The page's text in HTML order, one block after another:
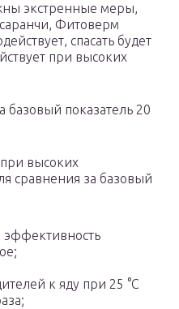
экстренные меры,
Фитоверм
спасать будет
при высоких
базовый показатель 20
высоких
сравнения за базовый
эффективность
к яду при 25 °С